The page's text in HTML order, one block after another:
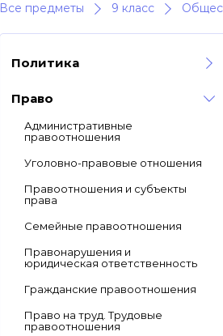
Все предметы 9 класс
Политика
Право
Административные
правоотношения
Уголовно-правовые отношения
Правоотношения и субъекты
права
Семейные правоотношения
Правонарушения и
юридическая ответственность
Гражданские правоотношения
Право на труд. Трудовые
правоотношения